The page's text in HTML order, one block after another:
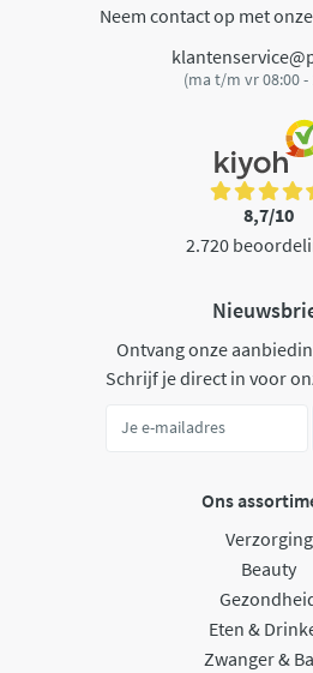
Neem contact op met
(ma t/m vr 08:00 -
8,7/10
2.720
Ontvang onze
Schrijf je direct in voor
Ons
Verzorging
Beauty
Eten &
Zwanger &